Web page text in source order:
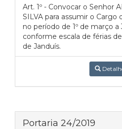
Art. 1º - Convocar o Senhor
SILVA para assumir o Cargo
no período de 1º de março a
conforme escala de férias
de Janduís.
Portaria 24/2019